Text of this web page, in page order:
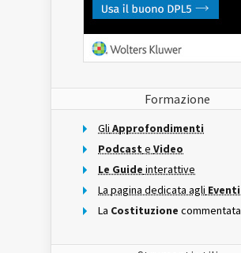
Formazione
Gli Approfondimenti
Podcast e Video
Le Guide interattive
La pagina dedicata agli Eventi
La Costituzione commentata